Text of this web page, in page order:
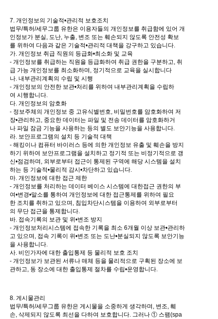
7. 개인정보의 기술적•관리적 보호조치
법무/특허/세무그룹 유한은 이용자들의 개인정보를 취급함에 있어 개
인정보가 분실, 도난, 누출, 변조 또는 훼손되지 않도록 안전성 확보
를 위하여 다음과 같은 기술적•관리적 대책을 강구하고 있습니다.
가. 개인정보 취급 직원의 등급화•최소화 및 교육
- 개인정보를 취급하는 직원을 등급화하여 취급 권한을 구분하고, 취
급 가능 개인정보를 최소화하며, 정기적으로 교육을 실시합니다
나. 내부관리계획의 수립 및 시행
- 개인정보의 안전한 보관•처리를 위하여 내부관리계획을 수립하
여 시행합니다.
다. 개인정보의 암호화
- 정보주체의 개인정보 중 고유식별번호, 비밀번호를 암호화하여 저
장•관리하고, 중요한 데이터는 파일 및 전송 데이터를 암호화하거
나 파일 잠금 기능을 사용하는 등의 별도 보안기능을 사용합니다.
라. 보안프로그램의 설치 등 기술적 대책
- 해킹이나 컴퓨터 바이러스 등에 의한 개인정보 유출 및 훼손을 방지
하기 위하여 보안프로그램을 설치하고 정기적 또는 비정기적으로 갱
신•점검하며, 외부로부터 접근이 통제된 구역에 해당 시스템을 설치
하는 등 기술적•물리적 감시•차단하고 있습니다.
마. 개인정보에 대한 접근 제한
- 개인정보를 처리하는 데이터 베이스 시스템에 대한접근 권한의 부
여•변경•말소를 통하여 개인정보에 대한 접근통제를 위하여 필요
한 조치를 취하고 있으며, 침입차단시스템을 이용하여 외부로부터
의 무단 접근을 통제합니다.
바. 접속기록의 보관 및 위•변조 방지
- 개인정보처리시스템에 접속한 기록을 최소 6개월 이상 보관•관리하
고 있으며, 접속 기록이 위•변조 또는 도난•분실되지 않도록 보안기능
을 사용합니다.
사. 비인가자에 대한 출입통제 등 물리적 보호 조치
- 개인정보가 보관된 서류나 매체 등을 물리적으로 구획된 장소에 보
관하고, 동 장소에 대한 출입통제 절차를 수립•운영합니다.
8. 게시물관리
법무/특허/세무그룹 유한은 게시물을 소중하게 생각하며, 변조, 훼
손, 삭제되지 않도록 최선을 다하여 보호합니다. 그러나 ① 스팸(spa